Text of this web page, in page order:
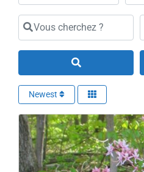
Cartes cadeaux
Vous cherchez ?
Search
Newest